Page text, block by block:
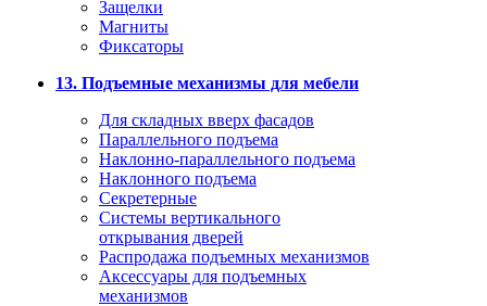
Защелки
Магниты
Фиксаторы
13. Подъемные механизмы для мебели
Для складных вверх фасадов
Параллельного подъема
Наклонно-параллельного подъема
Наклонного подъема
Секретерные
Системы вертикального
открывания дверей
Распродажа подъемных механизмов
Аксессуары для подъемных
механизмов